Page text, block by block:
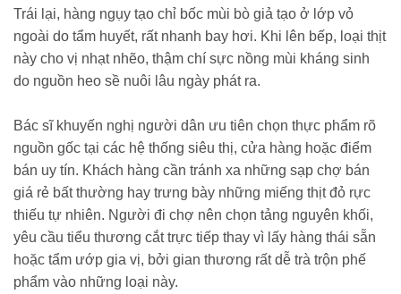
Trái lại, hàng ngụy tạo chỉ bốc mùi bò giả tạo ở lớp vỏ
ngoài do tẩm huyết, rất nhanh bay hơi. Khi lên bếp, loại thịt
này cho vị nhạt nhẽo, thậm chí sực nồng mùi kháng sinh
do nguồn heo sề nuôi lâu ngày phát ra.
Bác sĩ khuyến nghị người dân ưu tiên chọn thực phẩm rõ
nguồn gốc tại các hệ thống siêu thị, cửa hàng hoặc điểm
bán uy tín. Khách hàng cần tránh xa những sạp chợ bán
giá rẻ bất thường hay trưng bày những miếng thịt đỏ rực
thiếu tự nhiên. Người đi chợ nên chọn tảng nguyên khối,
yêu cầu tiểu thương cắt trực tiếp thay vì lấy hàng thái sẵn
hoặc tẩm ướp gia vị, bởi gian thương rất dễ trà trộn phế
phẩm vào những loại này.